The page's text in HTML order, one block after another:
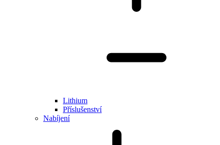
Lithium
Příslušenství
Nabíjení